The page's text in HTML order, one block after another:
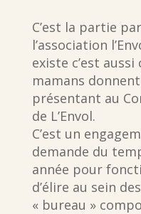
C’est la partie
l’association
existe c’est
mamans
présentant au
de L’Envol.
C’est un
demande du
année pour
d’élire au sein
« bureau »